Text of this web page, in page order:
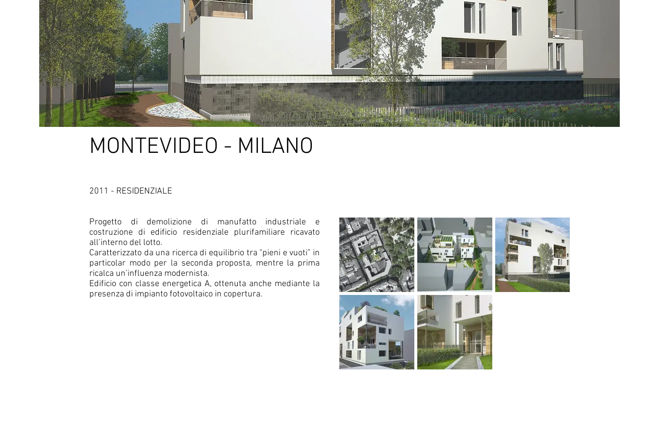
MONTEVIDEO - MILANO
2011 - RESIDENZIALE
Progetto di demolizione di manufatto industriale e
costruzione di edificio residenziale plurifamiliare ricavato
all’interno del lotto.
Caratterizzato da una ricerca di equilibrio tra “pieni e vuoti” in
particolar modo per la seconda proposta, mentre la prima
ricalca un’influenza modernista.
Edificio con classe energetica A, ottenuta anche mediante la
presenza di impianto fotovoltaico in copertura.